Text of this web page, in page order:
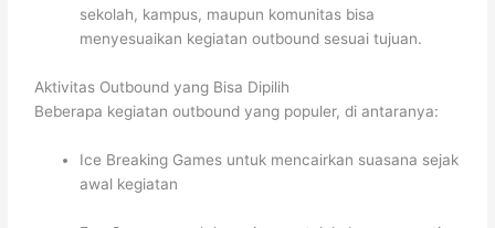
sekolah, kampus, maupun komunitas bisa
menyesuaikan kegiatan outbound sesuai tujuan.
Aktivitas Outbound yang Bisa Dipilih
Beberapa kegiatan outbound yang populer, di antaranya:
Ice Breaking Games untuk mencairkan suasana sejak
awal kegiatan